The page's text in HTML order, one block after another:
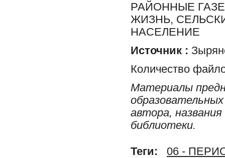
РАЙОННЫЕ
ЖИЗНЬ,
НАСЕЛЕНИЕ
Источник :
Количество
Материалы
автора,
библиотеки.
Теги:
06 -